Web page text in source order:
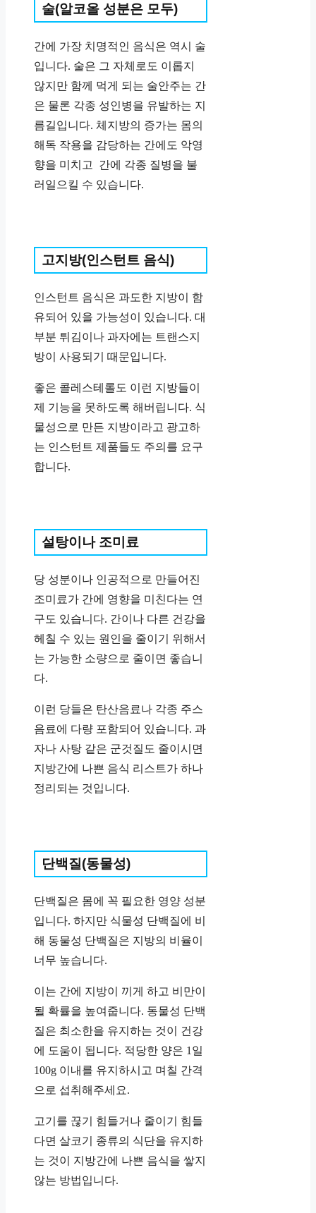
술(알코올 성분은 모두)
간에 가장 치명적인 음식은 역시 술
입니다. 술은 그 자체로도 이롭지
않지만 함께 먹게 되는 술안주는 간
은 물론 각종 성인병을 유발하는 지
름길입니다. 체지방의 증가는 몸의
해독 작용을 감당하는 간에도 악영
향을 미치고 간에 각종 질병을 불
러일으킬 수 있습니다.
고지방(인스턴트 음식)
인스턴트 음식은 과도한 지방이 함
유되어 있을 가능성이 있습니다. 대
부분 튀김이나 과자에는 트랜스지
방이 사용되기 때문입니다.
좋은 콜레스테롤도 이런 지방들이
제 기능을 못하도록 해버립니다. 식
물성으로 만든 지방이라고 광고하
는 인스턴트 제품들도 주의를 요구
합니다.
설탕이나 조미료
당 성분이나 인공적으로 만들어진
조미료가 간에 영향을 미친다는 연
구도 있습니다. 간이나 다른 건강을
헤칠 수 있는 원인을 줄이기 위해서
는 가능한 소량으로 줄이면 좋습니
다.
이런 당들은 탄산음료나 각종 주스
음료에 다량 포함되어 있습니다. 과
자나 사탕 같은 군것질도 줄이시면
지방간에 나쁜 음식 리스트가 하나
정리되는 것입니다.
단백질(동물성)
단백질은 몸에 꼭 필요한 영양 성분
입니다. 하지만 식물성 단백질에 비
해 동물성 단백질은 지방의 비율이
너무 높습니다.
이는 간에 지방이 끼게 하고 비만이
될 확률을 높여줍니다. 동물성 단백
질은 최소한을 유지하는 것이 건강
에 도움이 됩니다. 적당한 양은 1일
100g 이내를 유지하시고 며칠 간격
으로 섭취해주세요.
고기를 끊기 힘들거나 줄이기 힘들
다면 살코기 종류의 식단을 유지하
는 것이 지방간에 나쁜 음식을 쌓지
않는 방법입니다.